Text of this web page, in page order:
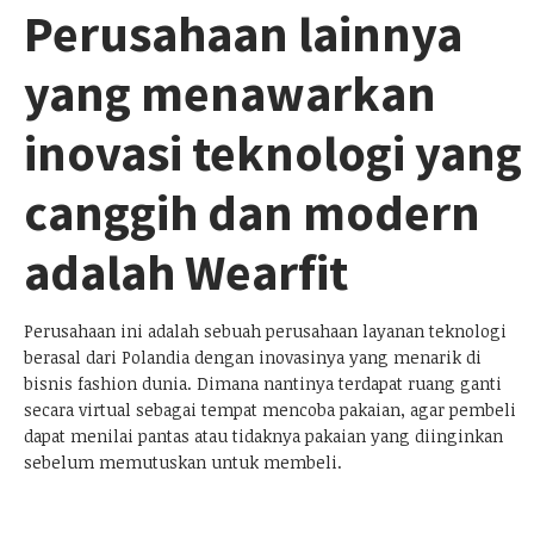
Perusahaan lainnya
yang menawarkan
inovasi teknologi yang
canggih dan modern
adalah Wearfit
Perusahaan ini adalah sebuah perusahaan layanan teknologi
berasal dari Polandia dengan inovasinya yang menarik di
bisnis fashion dunia. Dimana nantinya terdapat ruang ganti
secara virtual sebagai tempat mencoba pakaian, agar pembeli
dapat menilai pantas atau tidaknya pakaian yang diinginkan
sebelum memutuskan untuk membeli.